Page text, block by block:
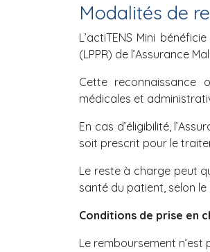
Modalités de
L’actiTENS Mini
(LPPR) de l’Assurance
Cette reconnaissance
médicales et
En cas d’éligibilité,
soit prescrit pour le
Le reste à charge peut
santé du patient, selon
Conditions de prise en
Le remboursement